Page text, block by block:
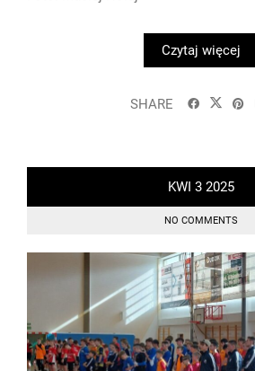
Czytaj więcej
SHARE
KWI 3 2025
NO COMMENTS